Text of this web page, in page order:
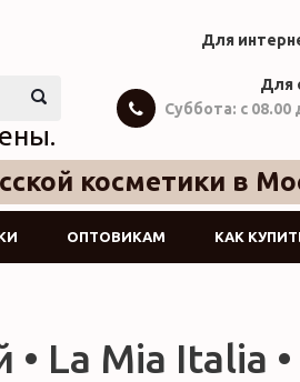
косметики в
Для
Для
Суббота: с
ОПТОВИКАМ КАК
La Mia Italia •